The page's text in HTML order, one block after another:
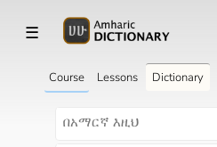
☰
Course Lessons Dictionary